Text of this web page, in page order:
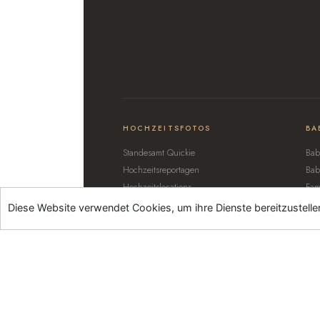
Diese Website verwendet Cookies, um ihre Dienste
HOCHZEITSFOTOS
Standesamt Quickie
Hochzeitsreportagen
Hochzeitslocations
FAQ Hochzeit